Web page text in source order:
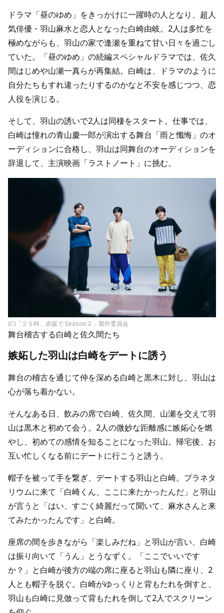
ドラマ「昼のゆめ」をきっかけに一躍時の人となり、超人
気俳優・羽山麻水と恋人となった白崎由岐。2人は多忙を
極めながらも、羽山の家で逢瀬を重ねて甘い日々を過ごし
ていた。「昼のゆめ」の続編スペシャルドラマでは、佐久
間はじめや山瀬一真らが再集結。白崎は、ドラマのように
自分たちもすれ違ったりするのかなと不安を感じつつ、恋
人役を演じる。
そして、羽山の誘いで2人は同棲をスタート。仕事では、
白崎は憧れの青山慶一郎が演出する舞台「雨と懺悔」のオ
ーディションに合格し、羽山は同舞台のオーディションを
辞退して、主演映画「ラストノート」に挑む。
(C)「２５時、赤坂で Season２」製作委員会
舞台稽古する白崎と佐久間たち
嫉妬した羽山は白崎をデートに誘う
舞台の稽古を通じて仲を深める白崎と黒木に対し、羽山は
心が落ち着かない。
そんなある日、飲みの席で白崎、佐久間、山瀬を交えて羽
山は黒木と初めて会う。2人の微妙な距離感に嫉妬心を燃
やし、初めての感情を知ることになった羽山。帰宅後、お
互い忙しくなる前にデートに行こうと誘う。
帽子を被って手を繋ぎ、デートする羽山と白崎。プラネタ
リウムに来て「白崎くん、ここに来たかったんだ」と羽山
が言うと「はい、すごく綺麗だって聞いて、麻水さんと来
てみたかったんです」と白崎。
座席の間を歩きながら「楽しみだね」と羽山が言い、白崎
は振り向いて「うん」とうなずく。「ここでいいです
か？」と白崎が後方の端の席に座ると羽山も隣に座り、2
人とも帽子を脱ぐ。白崎がゆっくりと背もたれを倒すと、
羽山も白崎に見倣って背もたれを倒して2人でスクリーン